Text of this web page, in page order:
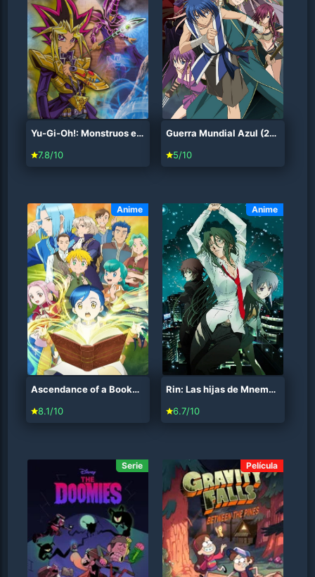
Yu-Gi-Oh!: Monstruos encapsulados (2006)
7.8/10
Guerra Mundial Azul (2012)
5/10
Anime
Ascendance of a Bookworm (2019)
8.1/10
Anime
Rin: Las hijas de Mnemosyne (2008)
6.7/10
Serie Película